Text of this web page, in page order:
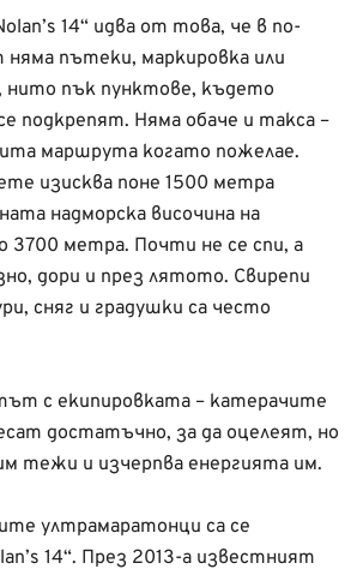
14“ идва от това, че в по-
няма пътеки, маркировка или
нито пък пунктове, където
подкрепят. Няма обаче и такса –
маршрута когато пожелае.
изисква поне 1500 метра
надморска височина на
3700 метра. Почти не се спи, а
дори и през лятото. Свирепи
сняг и градушки са често
с екипировката – катерачите
достатъчно, за да оцелеят, но
тежи и изчерпва енергията им.
ултрамаратонци са се
14“. През 2013-а известният